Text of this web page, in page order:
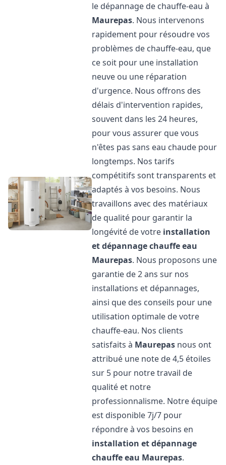
le dépannage de chauffe-eau à
Maurepas. Nous intervenons
rapidement pour résoudre vos
problèmes de chauffe-eau, que
ce soit pour une installation
neuve ou une réparation
d'urgence. Nous offrons des
délais d'intervention rapides,
souvent dans les 24 heures,
pour vous assurer que vous
n'êtes pas sans eau chaude pour
longtemps. Nos tarifs
compétitifs sont transparents et
adaptés à vos besoins. Nous
travaillons avec des matériaux
de qualité pour garantir la
longévité de votre installation
et dépannage chauffe eau
Maurepas. Nous proposons une
garantie de 2 ans sur nos
installations et dépannages,
ainsi que des conseils pour une
utilisation optimale de votre
chauffe-eau. Nos clients
satisfaits à Maurepas nous ont
attribué une note de 4,5 étoiles
sur 5 pour notre travail de
qualité et notre
professionnalisme. Notre équipe
est disponible 7j/7 pour
répondre à vos besoins en
installation et dépannage
chauffe eau Maurepas.